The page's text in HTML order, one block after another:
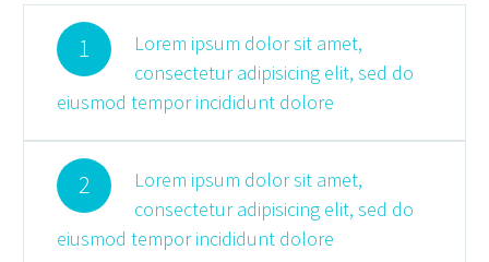
1
Lorem ipsum dolor sit amet,
consectetur adipisicing elit, sed do
eiusmod tempor incididunt dolore
2
Lorem ipsum dolor sit amet,
consectetur adipisicing elit, sed do
eiusmod tempor incididunt dolore